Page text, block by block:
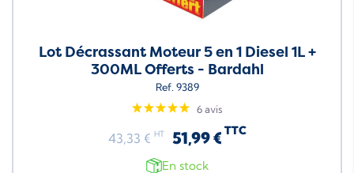
Lot Décrassant Moteur 5 en 1 Diesel 1L +
300ML Offerts - Bardahl
Ref. 9389
6 avis
43,33 € HT 51,99 € TTC
En stock